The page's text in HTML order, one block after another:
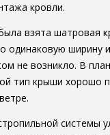
кровли.
взята шатровая
одинаковую ширину
не возникло. В
тип крыши хорошо
системы